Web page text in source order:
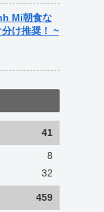
Mi朝食な
け推奨！ ~
41
8
32
459